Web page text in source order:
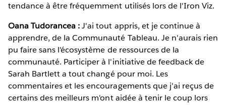
tendance à être fréquemment utilisés lors de l'Iron Viz.
Oana Tudorancea :J'ai tout appris, et je continue à
apprendre, de la Communauté Tableau. Je n'aurais rien
pu faire sans l'écosystème de ressources de la
communauté. Participer à l'initiative de feedback de
Sarah Bartlett a tout changé pour moi. Les
commentaires et les encouragements que j'ai reçus de
certains des meilleurs m'ont aidée à tenir le coup lors